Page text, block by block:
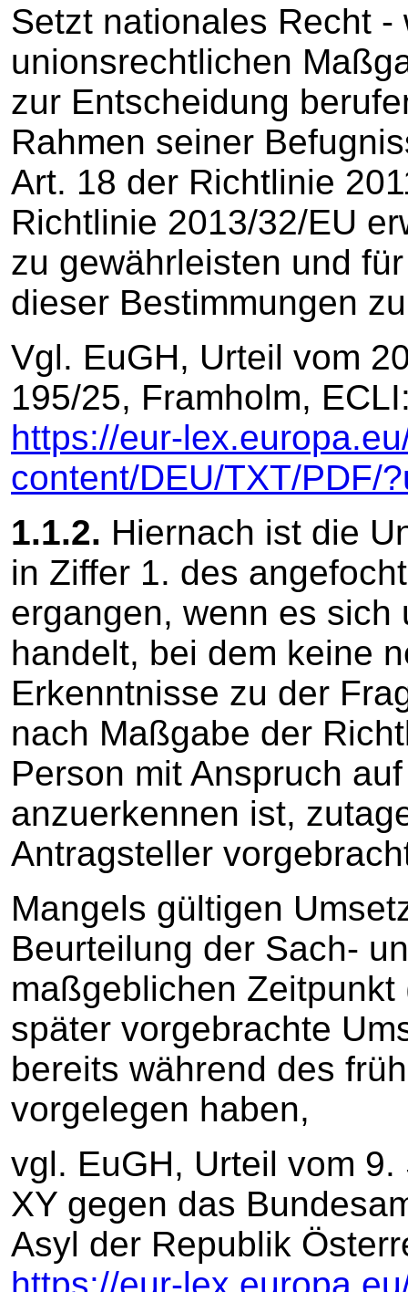
Setzt nationales Recht -
unionsrechtlichen
zur Entscheidung
Rahmen seiner
Art. 18 der Richtlinie
Richtlinie 2013/32/EU
zu gewährleisten und
dieser Bestimmungen
Vgl. EuGH, Urteil vom
195/25, Framholm,
https://eur-
content/DEU/TXT/PDF/
1.1.2. Hiernach ist die
in Ziffer 1. des
ergangen, wenn es sich
handelt, bei dem keine
Erkenntnisse zu der
nach Maßgabe der
Person mit Anspruch
anzuerkennen ist,
Antragsteller
Mangels gültigen
Beurteilung der Sach-
maßgeblichen
später vorgebrachte
bereits während des
vorgelegen haben,
vgl. EuGH, Urteil vom
XY gegen das
Asyl der Republik
https://eur-